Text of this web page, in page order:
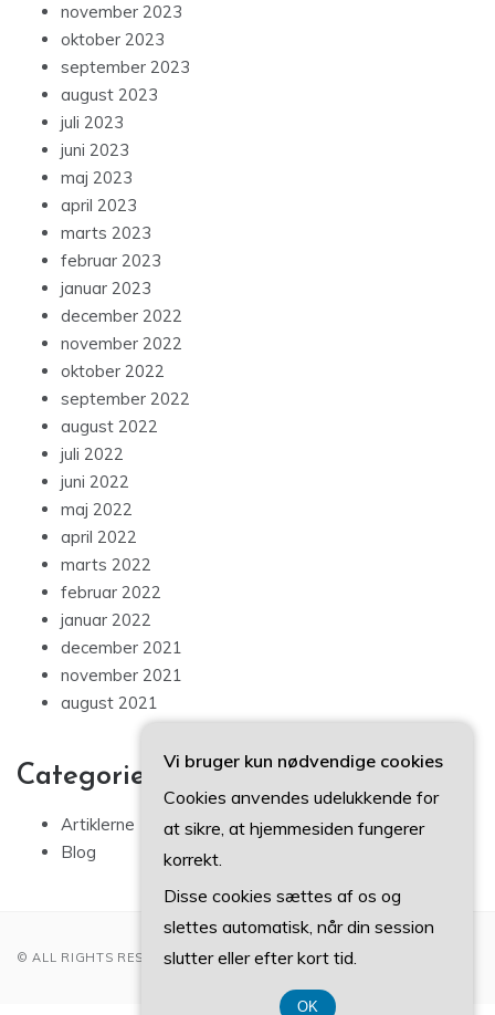
november 2023
oktober 2023
september 2023
august 2023
juli 2023
juni 2023
maj 2023
april 2023
marts 2023
februar 2023
januar 2023
december 2022
november 2022
oktober 2022
september 2022
august 2022
juli 2022
juni 2022
maj 2022
april 2022
marts 2022
februar 2022
januar 2022
december 2021
november 2021
august 2021
Categories
Artiklerne
Blog
© ALL RIGHTS RESERVED 2022
Vi bruger kun nødvendige cookies
Cookies anvendes udelukkende for
at sikre, at hjemmesiden fungerer
korrekt.
Disse cookies sættes af os og
slettes automatisk, når din session
slutter eller efter kort tid.
OK